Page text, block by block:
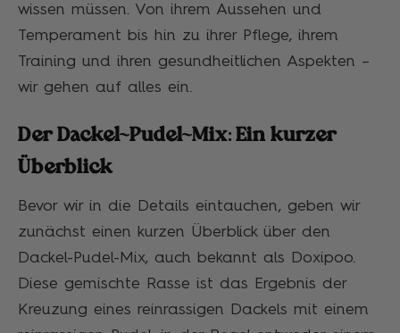
wissen müssen. Von ihrem Aussehen und
Temperament bis hin zu ihrer Pflege, ihrem
Training und ihren gesundheitlichen Aspekten –
wir gehen auf alles ein.
Der Dackel-Pudel-Mix: Ein kurzer
Überblick
Bevor wir in die Details eintauchen, geben wir
zunächst einen kurzen Überblick über den
Dackel-Pudel-Mix, auch bekannt als Doxipoo.
Diese gemischte Rasse ist das Ergebnis der
Kreuzung eines reinrassigen Dackels mit einem